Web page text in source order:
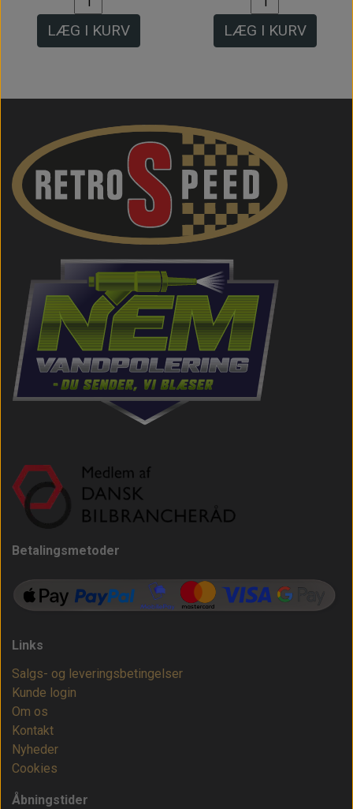
LÆG I KURV LÆG I KURV
Betalingsmetoder
Links
Salgs- og leveringsbetingelser
Kunde login
Om os
Kontakt
Nyheder
Cookies
Åbningstider